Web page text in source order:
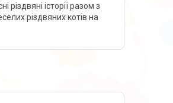
історії разом з
різдвяних котів на